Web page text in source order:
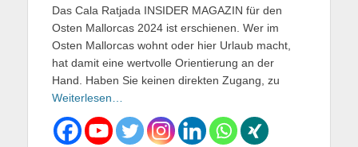
Das Cala Ratjada INSIDER MAGAZIN für den
Osten Mallorcas 2024 ist erschienen. Wer im
Osten Mallorcas wohnt oder hier Urlaub macht,
hat damit eine wertvolle Orientierung an der
Hand. Haben Sie keinen direkten Zugang, zu
Weiterlesen…